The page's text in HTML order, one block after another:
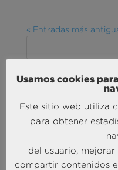
« Entradas más
MÁS NOTICIAS
BRAINTRUST
Usamos cookies
Este sitio web utiliza
para obtener
del usuario,
compartir contenidos